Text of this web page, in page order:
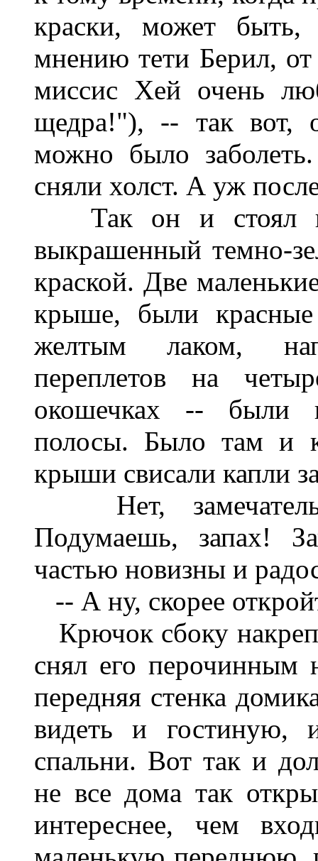
краски, может
мнению тети Берил, от
миссис Хей очень
щедра!"), -- так вот,
можно было
сняли холст. А уж
Так он и стоял
выкрашенный темно-
краской. Две
крыше, были
желтым лаком,
переплетов на
окошечках -- были
полосы. Было там и
крыши свисали капли
Нет,
Подумаешь, запах!
частью новизны и
-- А ну, скорее
Крючок сбоку
снял его перочинным
передняя стенка
видеть и
спальни. Вот так и
не все дома так
интереснее, чем